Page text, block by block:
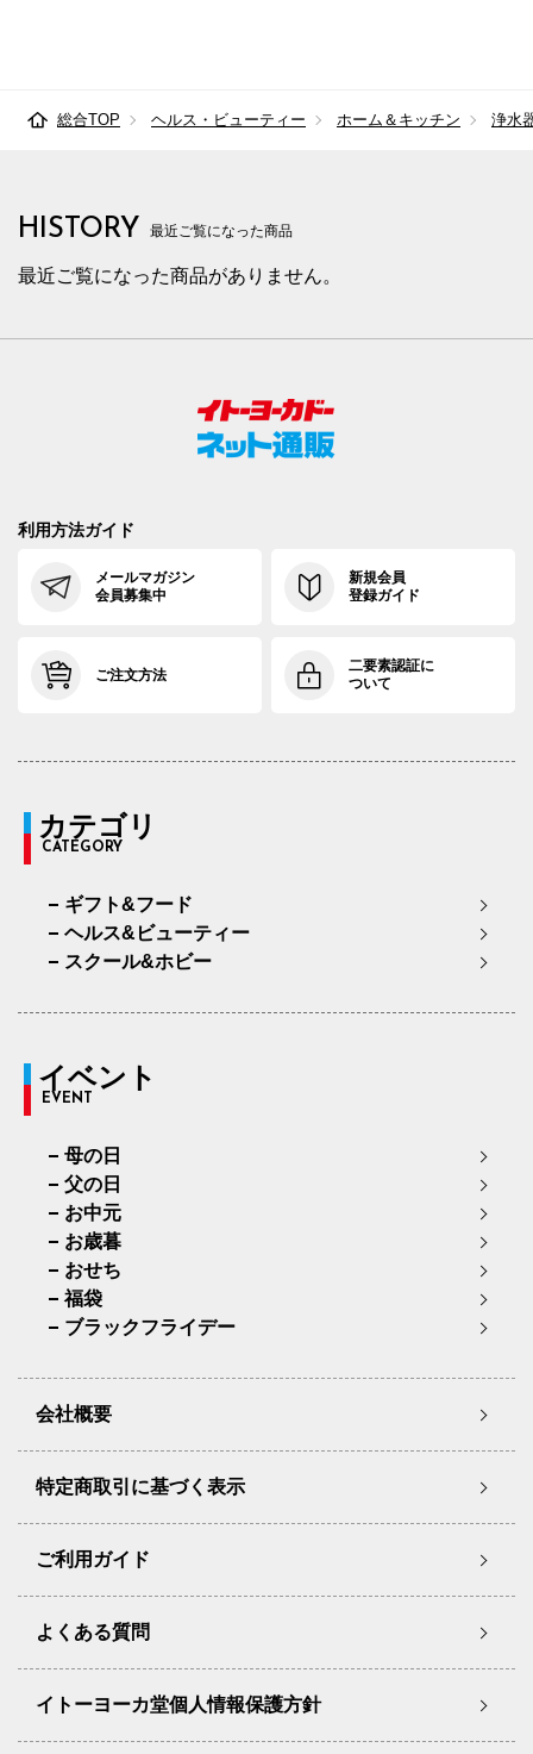
総合TOP ヘルス・ビューティー ホーム＆キッチン 浄水
HISTORY 最近ご覧になった商品
最近ご覧になった商品がありません。
利用方法ガイド
メールマガジン
会員募集中
新規会員
登録ガイド
ご注文方法
二要素認証に
ついて
カテゴリ
CATEGORY
ギフト&フード
ヘルス&ビューティー
スクール&ホビー
イベント
EVENT
母の日
父の日
お中元
お歳暮
おせち
福袋
ブラックフライデー
会社概要
特定商取引に基づく表示
ご利用ガイド
よくある質問
イトーヨーカ堂個人情報保護方針